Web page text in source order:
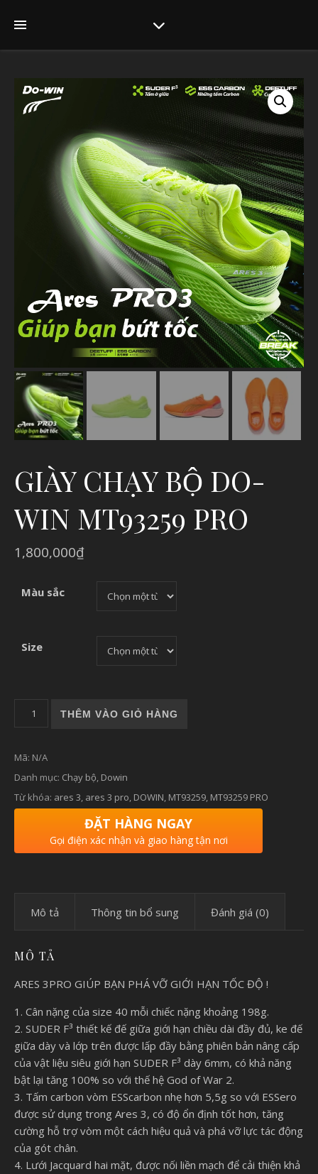
GIÀY CHẠY BỘ DO-
WIN MT93259 PRO
1,800,000₫
Màu sắc
Size
GIÀY CHẠY BỘ DO-WIN MT93259 PRO số lượng
THÊM VÀO GIỎ HÀNG
Mã: N/A
Danh mục: Chạy bộ, Dowin
Từ khóa: ares 3, ares 3 pro, DOWIN, MT93259, MT93259 PRO
ĐẶT HÀNG NGAY
Gọi điện xác nhận và giao hàng tận nơi
Mô tả Thông tin bổ sung Đánh giá (0)
MÔ TẢ
ARES 3PRO GIÚP BẠN PHÁ VỠ GIỚI HẠN TỐC ĐỘ !
1. Cân nặng của size 40 mỗi chiếc nặng khoảng 198g.
2. SUDER F³ thiết kế đế giữa giới hạn chiều dài đầy đủ, ke đế
giữa dày và lớp trên được lấp đầy bằng phiên bản nâng cấp
của vật liệu siêu giới hạn SUDER F³ dày 6mm, có khả năng
bật lại tăng 100% so với thế hệ God of War 2.
3. Tấm carbon vòm ESScarbon nhẹ hơn 5,5g so với ESSero
được sử dụng trong Ares 3, có độ ổn định tốt hơn, tăng
cường hỗ trợ vòm một cách hiệu quả và phá vỡ lực tác động
của gót chân.
4. Lưới Jacquard hai mặt, được nối liền mạch để cải thiện khả